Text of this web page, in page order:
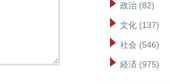
政治 (82)
文化 (137)
社会 (546)
経済 (975)